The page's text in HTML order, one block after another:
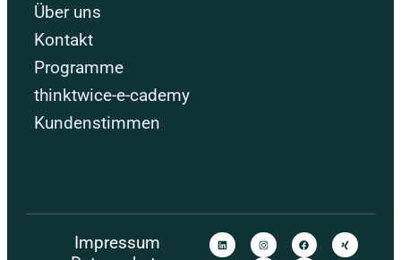
Über uns
Kontakt
Programme
thinktwice-e-cademy
Kundenstimmen
Impressum